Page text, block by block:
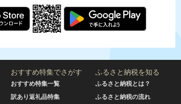
おすすめ特集でさがす
おすすめ特集一覧
訳あり返礼品特集
ふるさと納税を知る
ふるさと納税とは？
ふるさと納税の流れ